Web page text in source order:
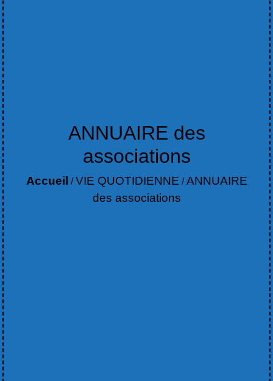
ANNUAIRE des
associations
Accueil /VIE QUOTIDIENNE /ANNUAIRE
des associations